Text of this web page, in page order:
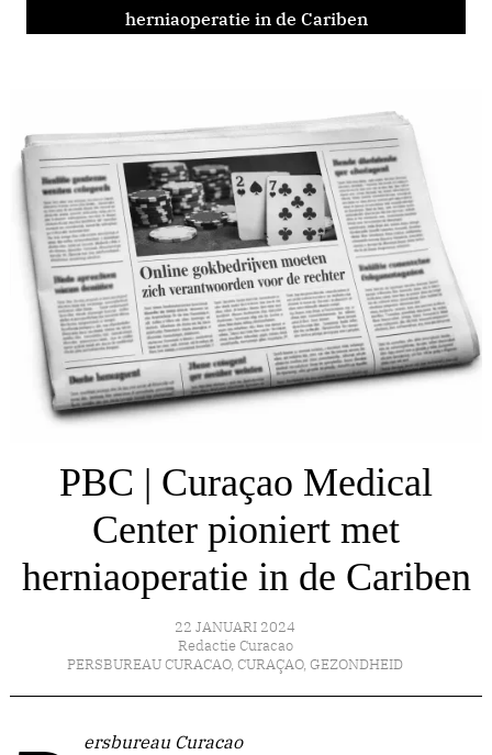
herniaoperatie in de Cariben
PBC | Curaçao Medical
Center pioniert met
herniaoperatie in de Cariben
22 JANUARI 2024
Redactie Curacao
PERSBUREAU CURACAO, CURAÇAO, GEZONDHEID
Persbureau Curacao